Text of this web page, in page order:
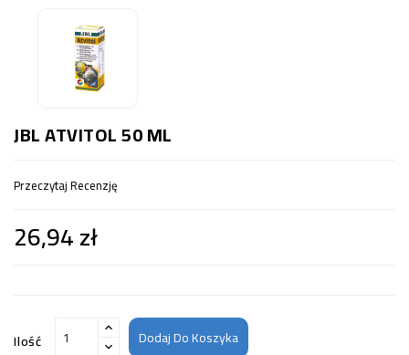
JBL ATVITOL 50 ML
Przeczytaj Recenzję
26,94 zł
Ilość Dodaj Do Koszyka